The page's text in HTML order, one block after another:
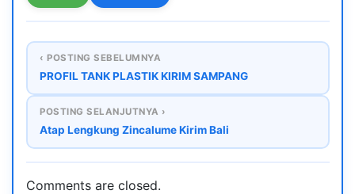
‹ POSTING SEBELUMNYA
PROFIL TANK PLASTIK KIRIM SAMPANG
POSTING SELANJUTNYA ›
Atap Lengkung Zincalume Kirim Bali
Comments are closed.